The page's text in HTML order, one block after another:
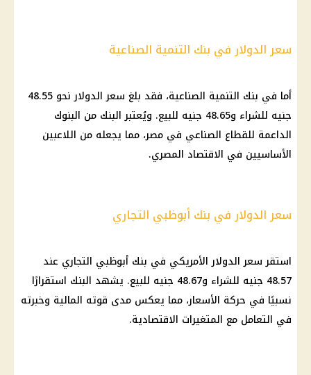
سعر الدولار في بنك التنمية الصناعية
أما في بنك التنمية الصناعية، فقد بلغ سعر الدولار
نحو 48.55
جنيه للشراء و48.65 جنيه للبيع. ويُعتبر
البنك من البنوك
الداعمة للقطاع الصناعي في مصر، مما يجعله من اللاعبين
الأساسيين في الاقتصاد المصري.
سعر الدولار في بنك أبوظبي التجاري
استقرسعر الدولار الأمريكي في بنك أبوظبي التجاري عند
48.57 جنيه للشراء و48.67 جنيه للبيع. يشهد
البنك استقرارًا
نسبيًا في حركة الأسعار، مما يعكس مدى قوته المالية وخبرته
في التعامل مع المتغيرات الاقتصادية.